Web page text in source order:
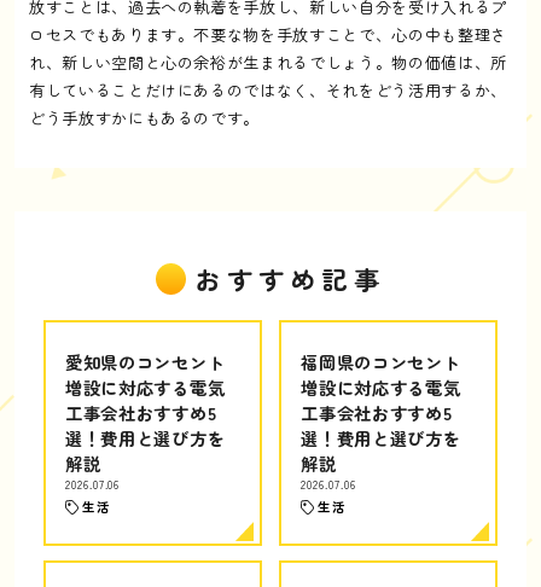
放すことは、過去への執着を手放し、新しい自分を受け入れるプ
ロセスでもあります。不要な物を手放すことで、心の中も整理さ
れ、新しい空間と心の余裕が生まれるでしょう。物の価値は、所
有していることだけにあるのではなく、それをどう活用するか、
どう手放すかにもあるのです。
おすすめ記事
愛知県のコンセント
増設に対応する電気
工事会社おすすめ5
選！費用と選び方を
解説
2026.07.06
生活
福岡県のコンセント
増設に対応する電気
工事会社おすすめ5
選！費用と選び方を
解説
2026.07.06
生活